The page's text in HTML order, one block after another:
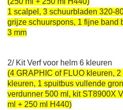
1 scalpel, 3 schuurbladen 320-
grijze schuurspons, 1 fijne band
3 mm
2/ Kit Verf voor helm 6 kleuren
(4 GRAPHIC of FLUO kleuren,
kleuren, 1 spuitbus vullende
verdunner 500 ml, kit ST8900X
ml + 250 ml H440)